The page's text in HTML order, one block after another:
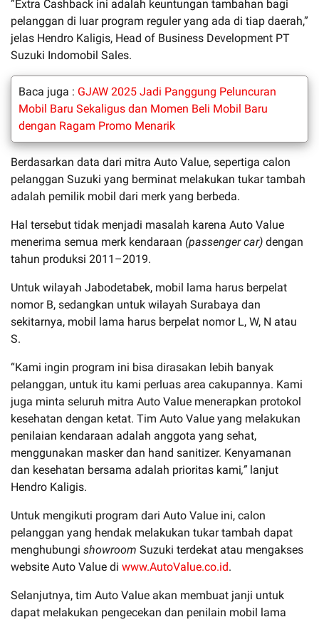
”Extra Cashback ini adalah keuntungan tambahan bagi
pelanggan di luar program reguler yang ada di tiap daerah,”
jelas Hendro Kaligis, Head of Business Development PT
Suzuki Indomobil Sales.
Baca juga : GJAW 2025 Jadi Panggung Peluncuran
Mobil Baru Sekaligus dan Momen Beli Mobil Baru
dengan Ragam Promo Menarik
Berdasarkan data dari mitra Auto Value, sepertiga calon
pelanggan Suzuki yang berminat melakukan tukar tambah
adalah pemilik mobil dari merk yang berbeda.
Hal tersebut tidak menjadi masalah karena Auto Value
menerima semua merk kendaraan (passenger car) dengan
tahun produksi 2011–2019.
Untuk wilayah Jabodetabek, mobil lama harus berpelat
nomor B, sedangkan untuk wilayah Surabaya dan
sekitarnya, mobil lama harus berpelat nomor L, W, N atau
S.
“Kami ingin program ini bisa dirasakan lebih banyak
pelanggan, untuk itu kami perluas area cakupannya. Kami
juga minta seluruh mitra Auto Value menerapkan protokol
kesehatan dengan ketat. Tim Auto Value yang melakukan
penilaian kendaraan adalah anggota yang sehat,
menggunakan masker dan hand sanitizer. Kenyamanan
dan kesehatan bersama adalah prioritas kami,” lanjut
Hendro Kaligis.
Untuk mengikuti program dari Auto Value ini, calon
pelanggan yang hendak melakukan tukar tambah dapat
menghubungi showroom Suzuki terdekat atau mengakses
website Auto Value di www.AutoValue.co.id.
Selanjutnya, tim Auto Value akan membuat janji untuk
dapat melakukan pengecekan dan penilain mobil lama